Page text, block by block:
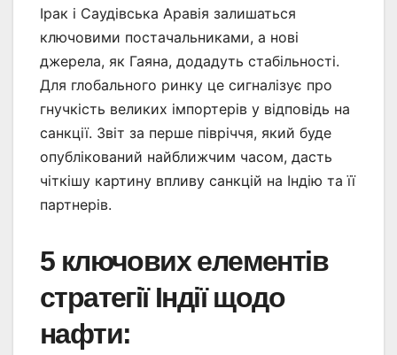
Ірак і Саудівська Аравія залишаться
ключовими постачальниками, а нові
джерела, як Гаяна, додадуть стабільності.
Для глобального ринку це сигналізує про
гнучкість великих імпортерів у відповідь на
санкції. Звіт за перше півріччя, який буде
опублікований найближчим часом, дасть
чіткішу картину впливу санкцій на Індію та її
партнерів.
5 ключових елементів
стратегії Індії щодо
нафти: